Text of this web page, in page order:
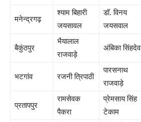
मनेन्द्रगढ़
श्याम बिहारी
जयसावल
डॉ. विनय
जयसवाल
बैकुंठपुर
भैयालाल
राजवाड़े
अंबिका सिंहदेव
भटगांव रजनी त्रिपाठी
पारसनाथ
राजवाड़े
प्रतापपुर
रामसेवक
पैकरा
प्रेमसाय सिंह
टेकाम